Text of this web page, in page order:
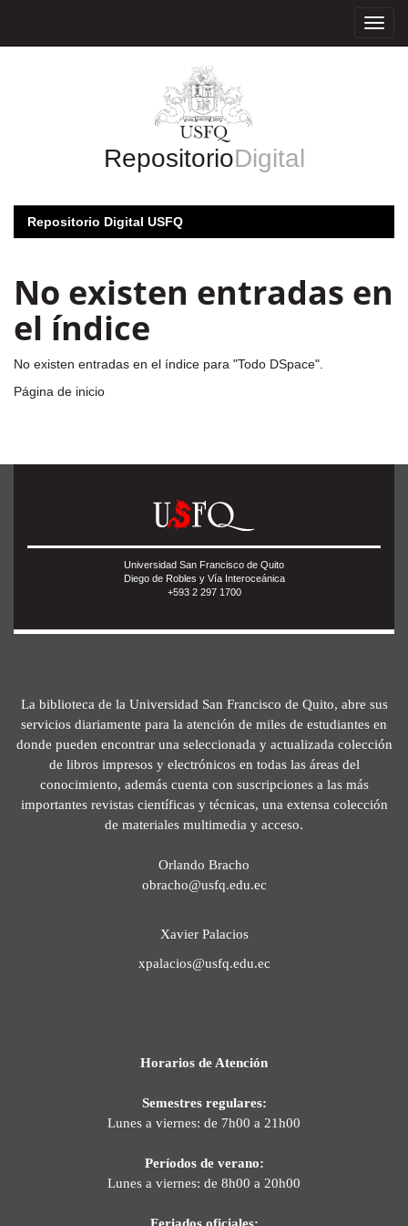
RepositorioDigital
Repositorio Digital USFQ
No existen entradas en
el índice
No existen entradas en el índice para "Todo DSpace".
Página de inicio
Universidad San Francisco de Quito
Diego de Robles y Vía Interoceánica
+593 2 297 1700
La biblioteca de la Universidad San Francisco de Quito, abre sus
servicios diariamente para la atención de miles de estudiantes en
donde pueden encontrar una seleccionada y actualizada colección
de libros impresos y electrónicos en todas las áreas del
conocimiento, además cuenta con suscripciones a las más
importantes revistas científicas y técnicas, una extensa colección
de materiales multimedia y acceso.
Orlando Bracho
obracho@usfq.edu.ec
Xavier Palacios
xpalacios@usfq.edu.ec
Horarios de Atención
Semestres regulares:
Lunes a viernes: de 7h00 a 21h00
Períodos de verano:
Lunes a viernes: de 8h00 a 20h00
Feriados oficiales: